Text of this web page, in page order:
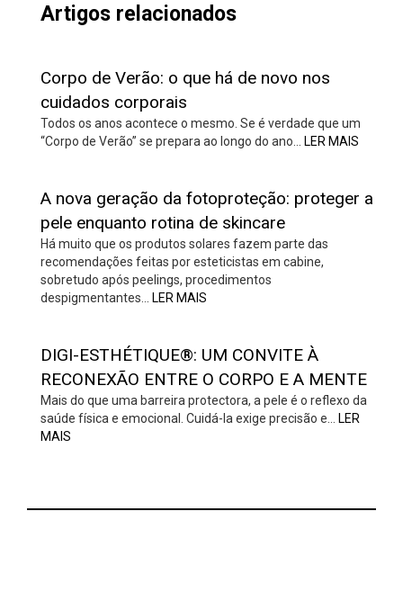
Artigos relacionados
Corpo de Verão: o que há de novo nos
cuidados corporais
Todos os anos acontece o mesmo. Se é verdade que um
“Corpo de Verão” se prepara ao longo do ano…
LER MAIS
A nova geração da fotoproteção: proteger a
pele enquanto rotina de skincare
Há muito que os produtos solares fazem parte das
recomendações feitas por esteticistas em cabine,
sobretudo após peelings, procedimentos
despigmentantes…
LER MAIS
DIGI-ESTHÉTIQUE®: UM CONVITE À
RECONEXÃO ENTRE O CORPO E A MENTE
Mais do que uma barreira protectora, a pele é o reflexo da
saúde física e emocional. Cuidá-la exige precisão e…
LER
MAIS